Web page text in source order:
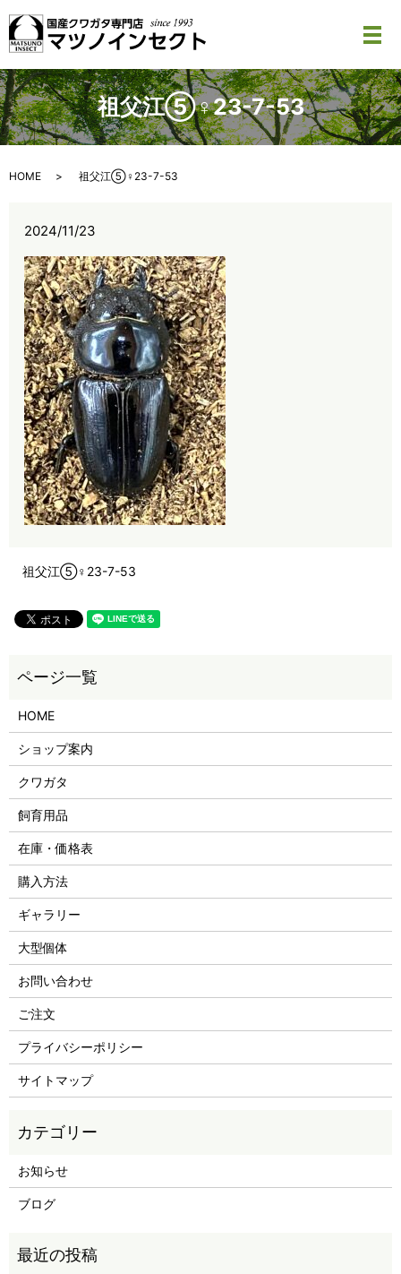
メ
祖父江⑤♀23-7-53
HOME 祖父江⑤♀23-7-53
2024/11/23
祖父江⑤♀23-7-53
HOME
ショップ案内
クワガタ
飼育用品
在庫・価格表
購入方法
ギャラリー
大型個体
お問い合わせ
ご注文
プライバシーポリシー
サイトマップ
お知らせ
ブログ